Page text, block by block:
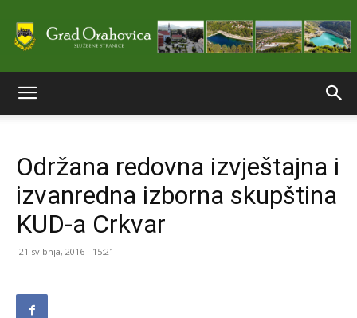
stranice
Održana redovna izvještajna i
izvanredna izborna skupština
KUD-a Crkvar
21 svibnja, 2016 - 15:21